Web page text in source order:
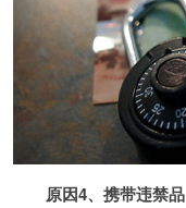
原因4、携带违禁品